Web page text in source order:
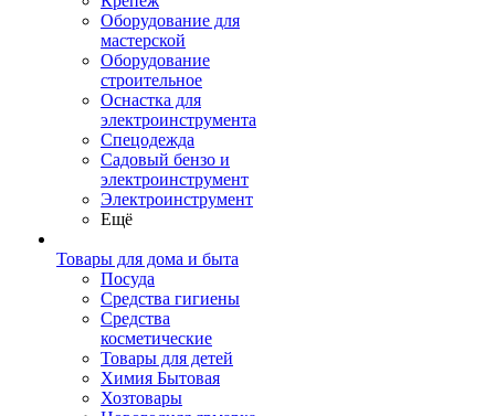
Оборудование для
мастерской
Оборудование
строительное
Оснастка для
электроинструмента
Спецодежда
Садовый бензо и
электроинструмент
Электроинструмент
Ещё
Товары для дома и быта
Посуда
Средства гигиены
Средства
косметические
Товары для детей
Химия Бытовая
Хозтовары